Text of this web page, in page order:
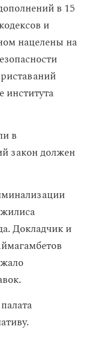
в 15
и
нацелены на
института
в
закон должен
Докладчик и